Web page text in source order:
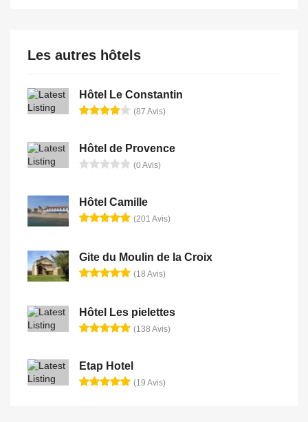
Les autres hôtels
Hôtel Le Constantin
(87 Avis)
Hôtel de Provence
(0 Avis)
Hôtel Camille
(201 Avis)
Gite du Moulin de la Croix
(18 Avis)
Hôtel Les pielettes
(138 Avis)
Etap Hotel
(19 Avis)